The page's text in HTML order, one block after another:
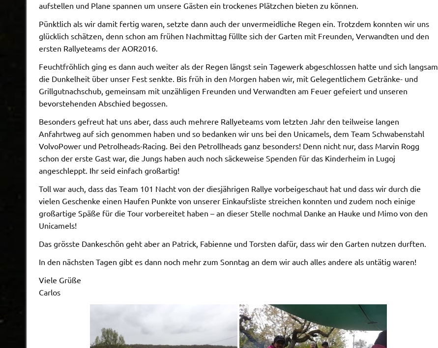
aufstellen und Plane spannen um unsere Gästen ein trockenes Plätzchen bieten zu können.
Pünktlich als wir damit fertig waren, setzte dann auch der unvermeidliche Regen ein. Trotzdem konnten wir uns
glücklich schätzen, denn schon am frühen Nachmittag füllte sich der Garten mit Freunden, Verwandten und den
ersten Rallyeteams der AOR2016.
Feuchtfröhlich ging es dann auch weiter als der Regen längst sein Tagewerk abgeschlossen hatte und sich langsam
die Dunkelheit über unser Fest senkte. Bis früh in den Morgen haben wir, mit Gelegentlichem Getränke- und
Grillgutnachschub, gemeinsam mit unzähligen Freunden und Verwandten am Feuer gefeiert und unseren
bevorstehenden Abschied begossen.
Besonders gefreut hat uns aber, dass auch mehrere Rallyeteams vom letzten Jahr den teilweise langen
Anfahrtweg auf sich genommen haben und so bedanken wir uns bei den Unicamels, dem Team Schwabenstahl
VolvoPower und Petrolheads-Racing. Bei den Petrollheads ganz besonders! Denn nicht nur, dass Marvin Rogg
schon der erste Gast war, die Jungs haben auch noch säckeweise Spenden für das Kinderheim in Lugoj
angeschleppt. Ihr seid einfach großartig!
Toll war auch, dass das Team 101 Nacht von der diesjährigen Rallye vorbeigeschaut hat und dass wir durch die
vielen Geschenke einen Haufen Punkte von unserer Einkaufsliste streichen konnten und zudem noch einige
großartige Späße für die Tour vorbereitet haben – an dieser Stelle nochmal Danke an Hauke und Mimo von den
Unicamels!
Das grösste Dankeschön geht aber an Patrick, Fabienne und Torsten dafür, dass wir den Garten nutzen durften.
In den nächsten Tagen gibt es dann noch mehr zum Sonntag an dem wir auch alles andere als untätig waren!
Viele Grüße
Carlos